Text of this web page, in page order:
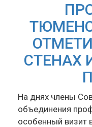
СТЕНАХ
На днях члены
объединения
особенный визит